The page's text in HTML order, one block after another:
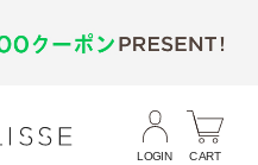
LOGIN CART